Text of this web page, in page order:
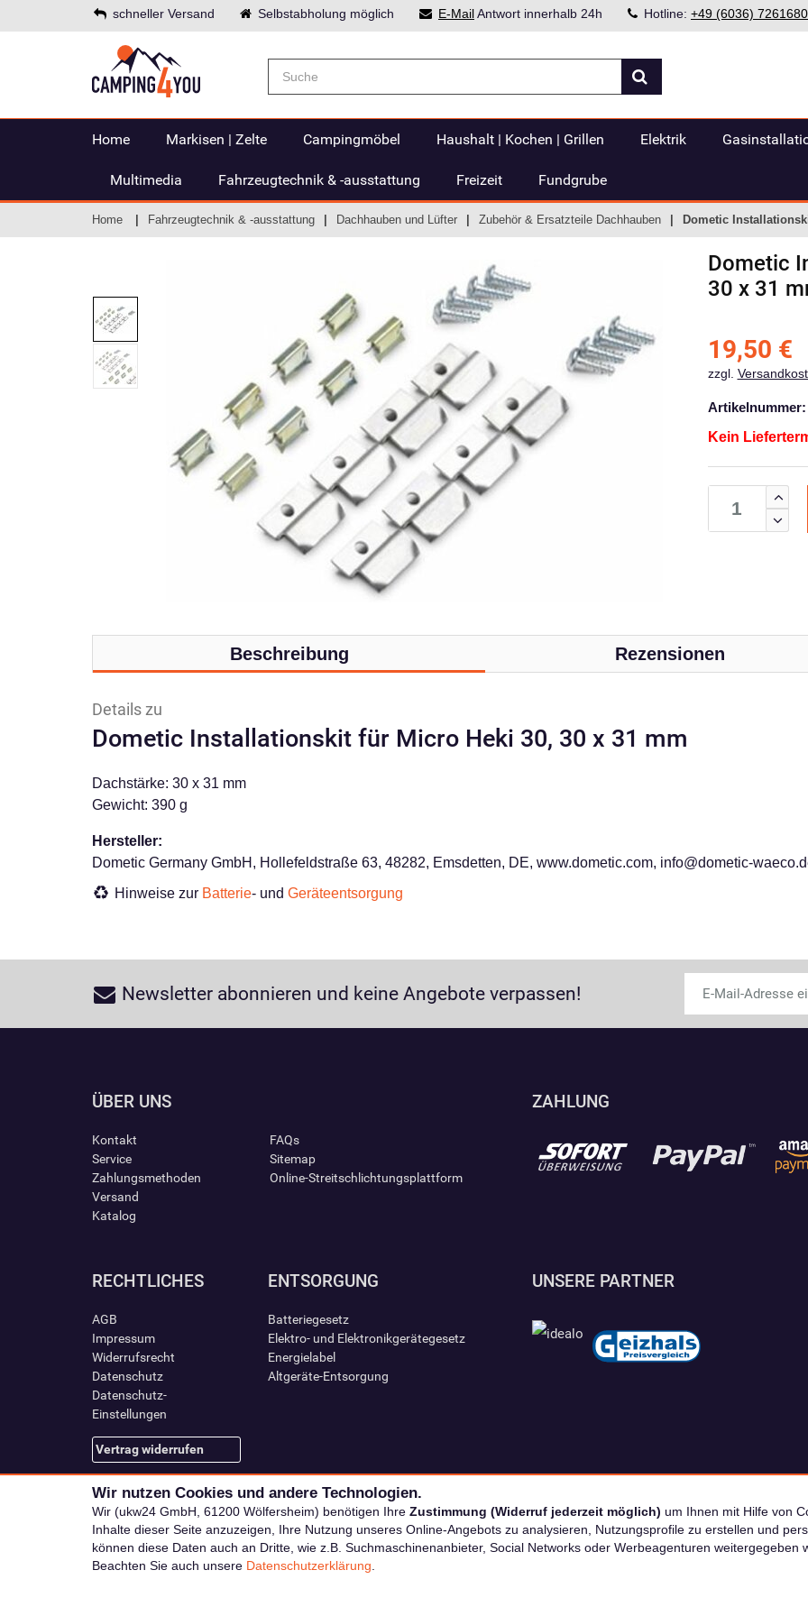
schneller Versand Selbstabholung möglich E-MailAntwort innerhalb 24h Hotline: +49 (6036) 7261680
Home Markisen | Zelte Campingmöbel Haushalt | Kochen | Grillen Elektrik
Multimedia Fahrzeugtechnik & -ausstattung Freizeit Fundgrube
Home Fahrzeugtechnik & -ausstattung Dachhauben und Lüfter Zubehör & Ersatzteile Dachhauben Dometic
Dometic
30 x 31
19,50 €
zzgl.
Artikelnummer:
Kein
Beschreibung Rezensionen
Details zu
Dometic Installationskit für Micro Heki 30, 30 x 31 mm
Dachstärke: 30 x 31 mm
Gewicht: 390 g
Hersteller:
Dometic Germany GmbH, Hollefeldstraße 63, 48282, Emsdetten, DE, www.dometic.com, info@dometic-
Hinweise zur Batterie- und Geräteentsorgung
Newsletter abonnieren und keine Angebote verpassen!
ÜBER UNS
Kontakt
Service
Zahlungsmethoden
Versand
Katalog
FAQs
Sitemap
Online-Streitschlichtungsplattform
ZAHLUNG
RECHTLICHES
AGB
Impressum
Widerrufsrecht
Datenschutz
Datenschutz-
Einstellungen
Vertrag widerrufen
ENTSORGUNG
Batteriegesetz
Elektro- und Elektronikgerätegesetz
Energielabel
Altgeräte-Entsorgung
UNSERE PARTNER
Wir nutzen Cookies und andere Technologien.
Wir (ukw24 GmbH, 61200 Wölfersheim) benötigen Ihre Zustimmung (Widerruf jederzeit möglich) um Ihnen mit Hilfe von
Inhalte dieser Seite anzuzeigen, Ihre Nutzung unseres Online-Angebots zu analysieren, Nutzungsprofile zu erstellen und
können diese Daten auch an Dritte, wie z.B. Suchmaschinenanbieter, Social Networks oder Werbeagenturen
Beachten Sie auch unsere Datenschutzerklärung.